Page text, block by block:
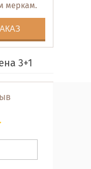
меркам.
3+1